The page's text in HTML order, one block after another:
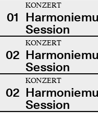
01
KONZERT
Session
02
KONZERT
Session
02
KONZERT
Session